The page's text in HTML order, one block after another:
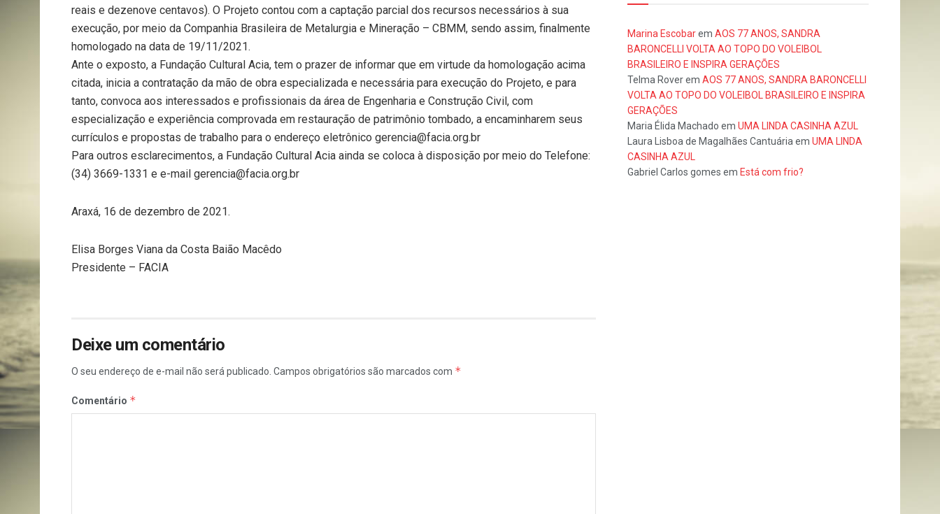
reais e dezenove centavos). O Projeto contou com a captação parcial dos recursos necessários à sua
execução, por meio da Companhia Brasileira de Metalurgia e Mineração – CBMM, sendo assim, finalmente
homologado na data de 19/11/2021.
Ante o exposto, a Fundação Cultural Acia, tem o prazer de informar que em virtude da homologação acima
citada, inicia a contratação da mão de obra especializada e necessária para execução do Projeto, e para
tanto, convoca aos interessados e profissionais da área de Engenharia e Construção Civil, com
especialização e experiência comprovada em restauração de patrimônio tombado, a encaminharem seus
currículos e propostas de trabalho para o endereço eletrônico gerencia@facia.org.br
Para outros esclarecimentos, a Fundação Cultural Acia ainda se coloca à disposição por meio do Telefone:
(34) 3669-1331 e e-mail gerencia@facia.org.br
Araxá, 16 de dezembro de 2021.
Elisa Borges Viana da Costa Baião Macêdo
Presidente – FACIA
Deixe um comentário
O seu endereço de e-mail não será publicado. Campos obrigatórios são marcados com *
Comentário *
Marina Escobarem AOS 77 ANOS, SANDRA
BARONCELLI VOLTA AO TOPO DO VOLEIBOL
BRASILEIRO E INSPIRA GERAÇÕES
Telma Roverem AOS 77 ANOS, SANDRA BARONCELLI
VOLTA AO TOPO DO VOLEIBOL BRASILEIRO E INSPIRA
GERAÇÕES
Maria Élida Machado em UMA LINDA CASINHA AZUL
Laura Lisboa de Magalhães Cantuáriaem UMA LINDA
CASINHA AZUL
Gabriel Carlos gomes em Está com frio?